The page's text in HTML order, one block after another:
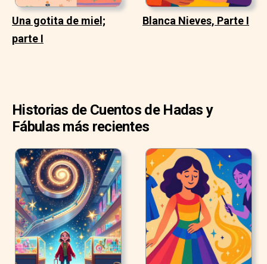
Una gotita de miel;
parte I
Blanca Nieves, Parte I
Historias de Cuentos de Hadas y
Fábulas más recientes